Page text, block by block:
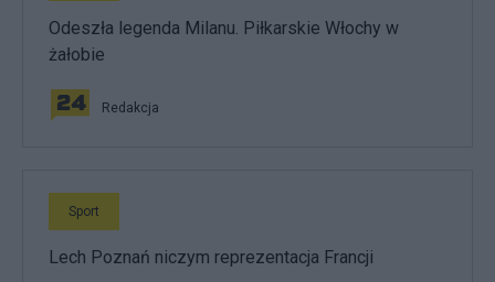
Odeszła legenda Milanu. Piłkarskie Włochy w
żałobie
Redakcja
Sport
Lech Poznań niczym reprezentacja Francji